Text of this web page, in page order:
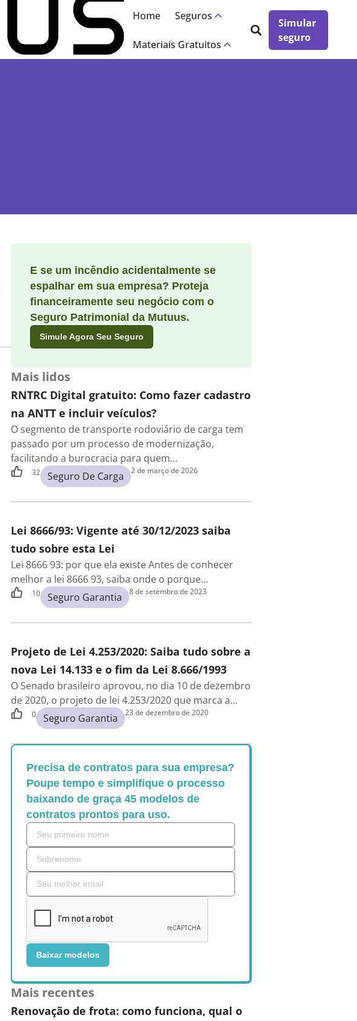
Home Seguros
Materiais Gratuitos
Simular
seguro
E se um incêndio acidentalmente se
espalhar em sua empresa? Proteja
financeiramente seu negócio com o
Seguro Patrimonial da Mutuus.
Simule Agora Seu Seguro
Mais lidos
RNTRC Digital gratuito: Como fazer cadastro
na ANTT e incluir veículos?
O segmento de transporte rodoviário de carga tem
passado por um processo de modernização,
facilitando a burocracia para quem…
32 Seguro De Carga 2 de março de 2026
Lei 8666/93: Vigente até 30/12/2023 saiba
tudo sobre esta Lei
Lei 8666 93: por que ela existe Antes de conhecer
melhor a lei 8666 93, saiba onde o porque…
10 Seguro Garantia 8 de setembro de 2023
Projeto de Lei 4.253/2020: Saiba tudo sobre a
nova Lei 14.133 e o fim da Lei 8.666/1993
O Senado brasileiro aprovou, no dia 10 de dezembro
de 2020, o projeto de lei 4.253/2020 que marca a…
0 Seguro Garantia 23 de dezembro de 2020
Precisa de contratos para sua empresa?
Poupe tempo e simplifique o processo
baixando de graça 45 modelos de
contratos prontos para uso.
Baixar modelos
Mais recentes
Renovação de frota: como funciona, qual o